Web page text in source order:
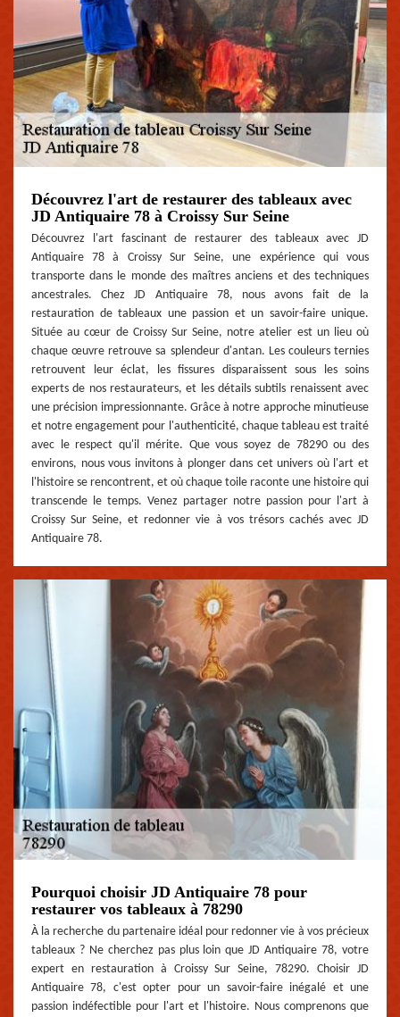
Découvrez l'art de restaurer des tableaux avec
JD Antiquaire 78 à Croissy Sur Seine
Découvrez l'art fascinant de restaurer des tableaux avec JD
Antiquaire 78 à Croissy Sur Seine, une expérience qui vous
transporte dans le monde des maîtres anciens et des techniques
ancestrales. Chez JD Antiquaire 78, nous avons fait de la
restauration de tableaux une passion et un savoir-faire unique.
Située au cœur de Croissy Sur Seine, notre atelier est un lieu où
chaque œuvre retrouve sa splendeur d'antan. Les couleurs ternies
retrouvent leur éclat, les fissures disparaissent sous les soins
experts de nos restaurateurs, et les détails subtils renaissent avec
une précision impressionnante. Grâce à notre approche minutieuse
et notre engagement pour l'authenticité, chaque tableau est traité
avec le respect qu'il mérite. Que vous soyez de 78290 ou des
environs, nous vous invitons à plonger dans cet univers où l'art et
l'histoire se rencontrent, et où chaque toile raconte une histoire qui
transcende le temps. Venez partager notre passion pour l'art à
Croissy Sur Seine, et redonner vie à vos trésors cachés avec JD
Antiquaire 78.
Pourquoi choisir JD Antiquaire 78 pour
restaurer vos tableaux à 78290
À la recherche du partenaire idéal pour redonner vie à vos précieux
tableaux ? Ne cherchez pas plus loin que JD Antiquaire 78, votre
expert en restauration à Croissy Sur Seine, 78290. Choisir JD
Antiquaire 78, c'est opter pour un savoir-faire inégalé et une
passion indéfectible pour l'art et l'histoire. Nous comprenons que